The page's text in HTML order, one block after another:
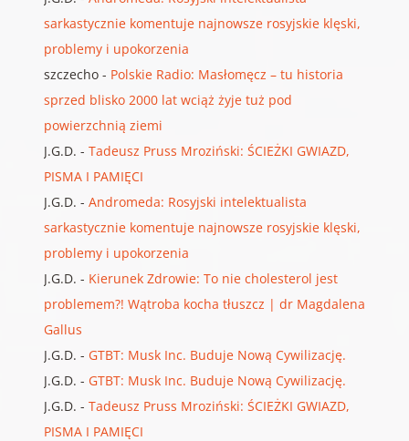
sarkastycznie komentuje najnowsze rosyjskie klęski,
problemy i upokorzenia
szczecho- Polskie Radio: Masłomęcz – tu historia
sprzed blisko 2000 lat wciąż żyje tuż pod
powierzchnią ziemi
J.G.D. - Tadeusz Pruss Mroziński: ŚCIEŻKI GWIAZD,
PISMA I PAMIĘCI
J.G.D. - Andromeda: Rosyjski intelektualista
sarkastycznie komentuje najnowsze rosyjskie klęski,
problemy i upokorzenia
J.G.D. - Kierunek Zdrowie: To nie cholesterol jest
problemem?! Wątroba kocha tłuszcz | dr Magdalena
Gallus
J.G.D. - GTBT: Musk Inc. Buduje Nową Cywilizację.
J.G.D. - GTBT: Musk Inc. Buduje Nową Cywilizację.
J.G.D. - Tadeusz Pruss Mroziński: ŚCIEŻKI GWIAZD,
PISMA I PAMIĘCI